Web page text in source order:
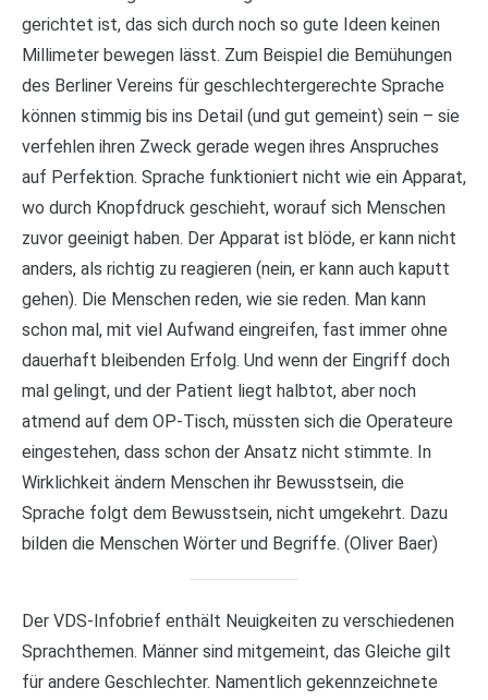
gerichtet ist, das sich durch noch so gute Ideen keinen
Millimeter bewegen lässt. Zum Beispiel die Bemühungen
des Berliner Vereins für geschlechtergerechte Sprache
können stimmig bis ins Detail (und gut gemeint) sein ­– sie
verfehlen ihren Zweck gerade wegen ihres Anspruches
auf Perfektion. Sprache funktioniert nicht wie ein Apparat,
wo durch Knopfdruck geschieht, worauf sich Menschen
zuvor geeinigt haben. Der Apparat ist blöde, er kann nicht
anders, als richtig zu reagieren (nein, er kann auch kaputt
gehen). Die Menschen reden, wie sie reden. Man kann
schon mal, mit viel Aufwand eingreifen, fast immer ohne
dauerhaft bleibenden Erfolg. Und wenn der Eingriff doch
mal gelingt, und der Patient liegt halbtot, aber noch
atmend auf dem OP-Tisch, müssten sich die Operateure
eingestehen, dass schon der Ansatz nicht stimmte. In
Wirklichkeit ändern Menschen ihr Bewusstsein, die
Sprache folgt dem Bewusstsein, nicht umgekehrt. Dazu
bilden die Menschen Wörter und Begriffe. (Oliver Baer)
Der VDS-Infobrief enthält Neuigkeiten zu verschiedenen
Sprachthemen. Männer sind mitgemeint, das Gleiche gilt
für andere Geschlechter. Namentlich gekennzeichnete